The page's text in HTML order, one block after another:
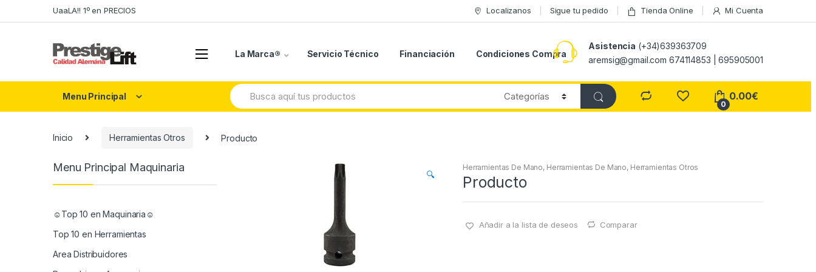
to
to
UaaLA!! 1º en PRECIOS Localizanos Sigue tu pedido Tienda Online Mi Cuenta
La Marca® Servicio Técnico Financiación Condiciones Compra
Asistencia (+34)639363709
aremsig@gmail.com 674114853 | 695905001
Menu Principal
Search
for:
0
0.00€
Inicio Herramientas Otros Producto
🔍
Herramientas De Mano, Herramientas De Mano, Herramientas Otros
Producto
Añadir a la lista de deseos Comparar
Menu Principal Maquinaria
☺Top 10 en Maquinaria☺
Top 10 en Herramientas
Area Distribuidores